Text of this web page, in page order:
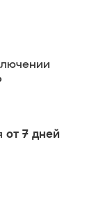
от 7 дней